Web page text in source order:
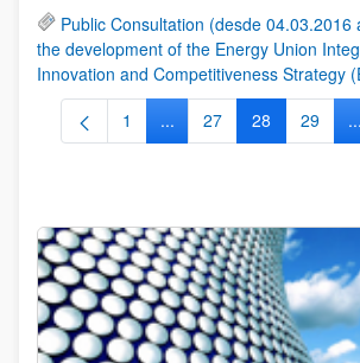
Public Consultation (desde 04.03.2016
the development of the Energy Union
Innovation and Competitiveness Strategy
Página
1 ...Páginas intermedias Use
Página
27 Página
28 Página
29 ...